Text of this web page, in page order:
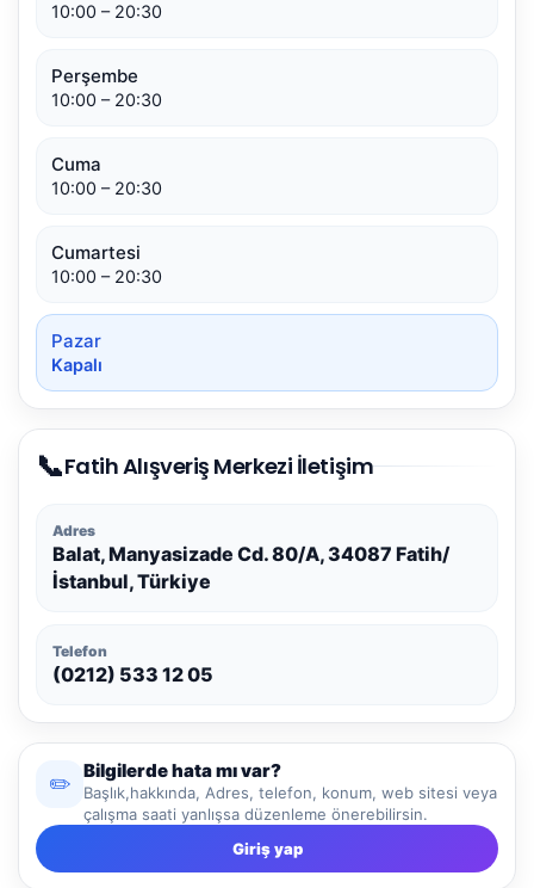
10:00 – 20:30
Perşembe
10:00 – 20:30
Cuma
10:00 – 20:30
Cumartesi
10:00 – 20:30
Pazar
Kapalı
📞Fatih Alışveriş Merkezi İletişim
Adres
Balat, Manyasizade Cd. 80/A, 34087 Fatih/
İstanbul, Türkiye
Telefon
(0212) 533 12 05
✏️
Bilgilerde hata mı var?
Başlık,hakkında, Adres, telefon, konum, web sitesi veya
çalışma saati yanlışsa düzenleme önerebilirsin.
Giriş yap